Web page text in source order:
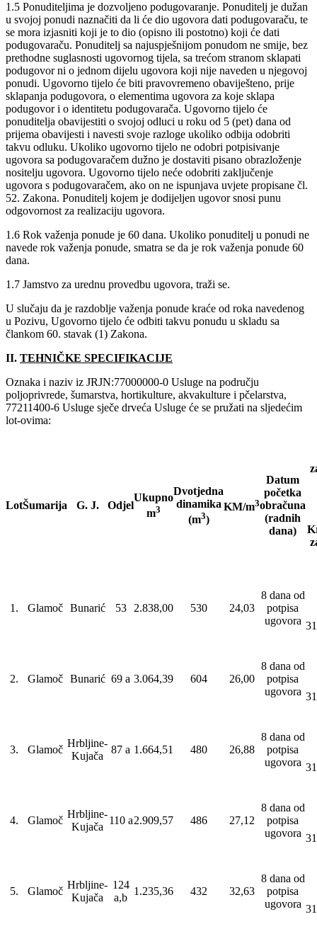
1.5 Ponuditeljima je dozvoljeno podugovaranje. Ponuditelj je dužan
u svojoj ponudi naznačiti da li će dio ugovora dati podugovaraču, te
se mora izjasniti koji je to dio (opisno ili postotno) koji će dati
podugovaraču. Ponuditelj sa najuspješnijom ponudom ne smije, bez
prethodne suglasnosti ugovornog tijela, sa trećom stranom sklapati
podugovor ni o jednom dijelu ugovora koji nije naveden u njegovoj
ponudi. Ugovorno tijelo će biti pravovremeno obaviješteno, prije
sklapanja podugovora, o elementima ugovora za koje sklapa
podugovor i o identitetu podugovarača. Ugovorno tijelo će
ponuditelja obavijestiti o svojoj odluci u roku od 5 (pet) dana od
prijema obavijesti i navesti svoje razloge ukoliko odbija odobriti
takvu odluku. Ukoliko ugovorno tijelo ne odobri potpisivanje
ugovora sa podugovaračem dužno je dostaviti pisano obrazloženje
nositelju ugovora. Ugovorno tijelo neće odobriti zaključenje
ugovora s podugovaračem, ako on ne ispunjava uvjete propisane čl.
52. Zakona. Ponuditelj kojem je dodijeljen ugovor snosi punu
odgovornost za realizaciju ugovora.
1.6 Rok važenja ponude je 60 dana. Ukoliko ponuditelj u ponudi ne
navede rok važenja ponude, smatra se da je rok važenja ponude 60
dana.
1.7 Jamstvo za urednu provedbu ugovora, traži se.
U slučaju da je razdoblje važenja ponude kraće od roka navedenog
u Pozivu, Ugovorno tijelo će odbiti takvu ponudu u skladu sa
člankom 60. stavak (1) Zakona.
II. TEHNIČKE SPECIFIKACIJE
Oznaka i naziv iz JRJN:77000000-0 Usluge na području
poljoprivrede, šumarstva, hortikulture, akvakulture i pčelarstva,
77211400-6 Usluge sječe drveća Usluge će se pružati na sljedećim
lot-ovima:
LotŠumarija G. J. Odjel
Ukupno
m3
Dvotjedna
dinamika
(m3)
KM/m3
Datum
početka
obračuna
(radnih
dana)
1. Glamoč Bunarić 53 2.838,00 530 24,03
8 dana od
potpisa
ugovora
2. Glamoč Bunarić 69 a 3.064,39 604 26,00
8 dana od
potpisa
ugovora
3. Glamoč
Hrbljine-
Kujača
87 a 1.664,51 480 26,88
8 dana od
potpisa
ugovora
4. Glamoč
Hrbljine-
Kujača
110 a2.909,57 486 27,12
8 dana od
potpisa
ugovora
5. Glamoč
Hrbljine-
Kujača
124
a,b
1.235,36 432 32,63
8 dana od
potpisa
ugovora